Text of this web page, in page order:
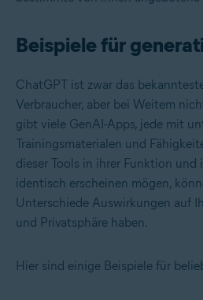
Beispiele für
ChatGPT ist zwar das
Verbraucher, aber bei Weitem
gibt viele GenAI-Apps, jede mit
Trainingsmaterialen und
dieser Tools in ihrer Funktion
identisch erscheinen mögen,
Unterschiede Auswirkungen auf
und Privatsphäre haben.
Hier sind einige Beispiele für